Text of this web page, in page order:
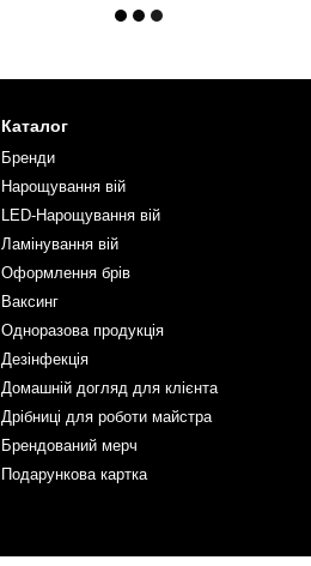
Каталог
Бренди
Нарощування вій
LED-Нарощування вій
Ламінування вій
Оформлення брів
Ваксинг
Одноразова продукція
Дезінфекція
Домашній догляд для клієнта
Дрібниці для роботи майстра
Брендований мерч
Подарункова картка